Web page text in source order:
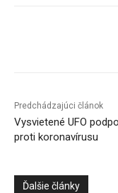
Predchádzajúci článok
Vysvietené UFO
proti koronavírusu
Ďalšie články